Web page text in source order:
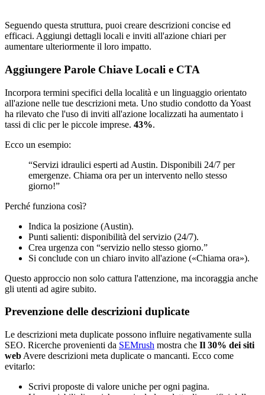
Seguendo questa struttura, puoi creare descrizioni concise ed
efficaci. Aggiungi dettagli locali e inviti all'azione chiari per
aumentare ulteriormente il loro impatto.
Aggiungere Parole Chiave Locali e CTA
Incorpora termini specifici della località e un linguaggio orientato
all'azione nelle tue descrizioni meta. Uno studio condotto da Yoast
ha rilevato che l'uso di inviti all'azione localizzati ha aumentato i
tassi di clic per le piccole imprese. 43%.
Ecco un esempio:
“Servizi idraulici esperti ad Austin. Disponibili 24/7 per
emergenze. Chiama ora per un intervento nello stesso
giorno!”
Perché funziona così?
Indica la posizione (Austin).
Punti salienti: disponibilità del servizio (24/7).
Crea urgenza con “servizio nello stesso giorno.”
Si conclude con un chiaro invito all'azione («Chiama ora»).
Questo approccio non solo cattura l'attenzione, ma incoraggia anche
gli utenti ad agire subito.
Prevenzione delle descrizioni duplicate
Le descrizioni meta duplicate possono influire negativamente sulla
SEO. Ricerche provenienti da SEMrush mostra che Il 30% dei siti
web Avere descrizioni meta duplicate o mancanti. Ecco come
evitarlo:
Scrivi proposte di valore uniche per ogni pagina.